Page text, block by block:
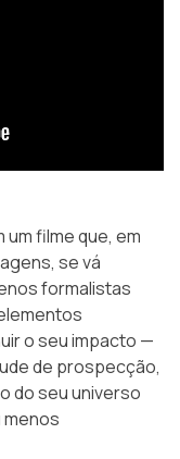
filme que, em
se vá
formalistas
o seu impacto —
de prospecção,
do seu universo
menos